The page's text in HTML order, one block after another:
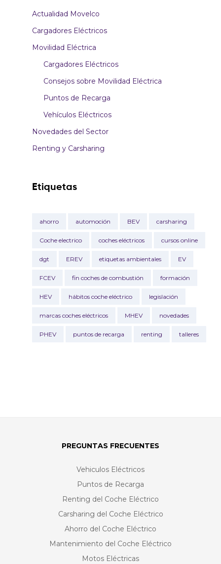
Actualidad Movelco
Cargadores Eléctricos
Movilidad Eléctrica
Cargadores Eléctricos
Consejos sobre Movilidad Eléctrica
Puntos de Recarga
Vehículos Eléctricos
Novedades del Sector
Renting y Carsharing
Etiquetas
ahorro automoción BEV carsharing
Coche electrico coches eléctricos cursos online
dgt EREV etiquetas ambientales EV
FCEV fin coches de combustión formación
HEV hábitos coche eléctrico legislación
marcas coches eléctricos MHEV novedades
PHEV puntos de recarga renting talleres
PREGUNTAS FRECUENTES
Vehiculos Eléctricos
Puntos de Recarga
Renting del Coche Eléctrico
Carsharing del Coche Eléctrico
Ahorro del Coche Eléctrico
Mantenimiento del Coche Eléctrico
Motos Eléctricas